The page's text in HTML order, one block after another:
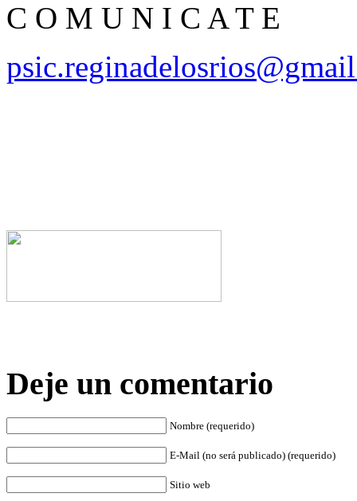
C O M U N I C A T E
Deje un comentario
Nombre (requerido)
E-Mail (no será publicado) (requerido)
Sitio web